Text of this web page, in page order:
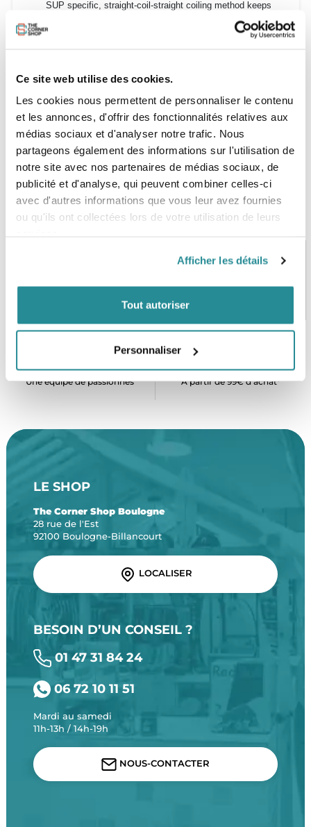
Ce site web utilise des cookies.
Les cookies nous permettent de personnaliser le contenu
et les annonces, d'offrir des fonctionnalités relatives aux
médias sociaux et d'analyser notre trafic. Nous
partageons également des informations sur l'utilisation de
notre site avec nos partenaires de médias sociaux, de
publicité et d'analyse, qui peuvent combiner celles-ci
avec d'autres informations que vous leur avez fournies
ou qu'ils ont collectées lors de votre utilisation de leurs
Afficher les détails
Tout autoriser
Personnaliser
SUP specific, straight-coil-straight coiling method keeps
6675197 10' x 5/16" [ 3.05m x .78cm ] Coiled Calf
PAIEMENT SÉCURISÉ
CB, VISA, Mastercard, ALMA
STOCK EN TEMPS RÉEL
Plus de 5000 produits en stock
SERVICE CLIENT
Une équipe de passionnés
FRAIS DE PORT OFFERTS
À partir de 99€ d’achat*
LE SHOP
The Corner Shop Boulogne
28 rue de l'Est
92100 Boulogne-Billancourt
LOCALISER
BESOIN D’UN CONSEIL ?
01 47 31 84 24
06 72 10 11 51
Mardi au samedi
11h-13h / 14h-19h
NOUS-CONTACTER